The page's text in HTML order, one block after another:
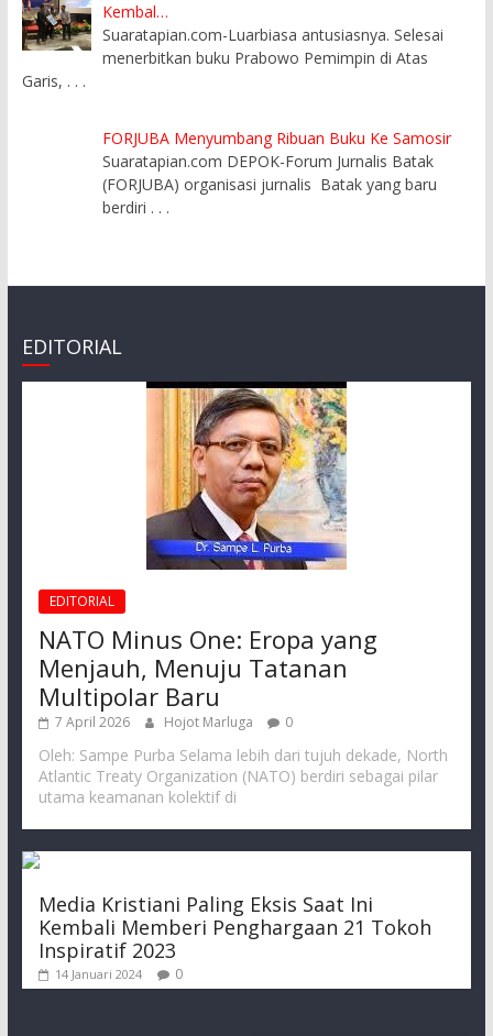
Kembal…
Suaratapian.com-Luarbiasa antusiasnya. Selesai
menerbitkan buku Prabowo Pemimpin di Atas
Garis, . . .
FORJUBA Menyumbang Ribuan Buku Ke Samosir
Suaratapian.com DEPOK-Forum Jurnalis Batak
(FORJUBA) organisasi jurnalis Batak yang baru
berdiri . . .
EDITORIAL
EDITORIAL
NATO Minus One: Eropa yang
Menjauh, Menuju Tatanan
Multipolar Baru
7 April 2026 Hojot Marluga 0
Oleh: Sampe Purba Selama lebih dari tujuh dekade, North
Atlantic Treaty Organization (NATO) berdiri sebagai pilar
utama keamanan kolektif di
Media Kristiani Paling Eksis Saat Ini
Kembali Memberi Penghargaan 21 Tokoh
Inspiratif 2023
14 Januari 2024 0